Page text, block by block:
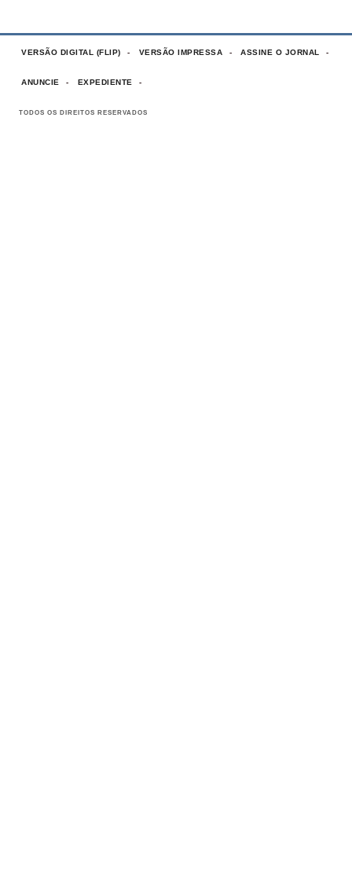
VERSÃO DIGITAL (FLIP) VERSÃO IMPRESSA ASSINE O JORNAL
ANUNCIE EXPEDIENTE
TODOS OS DIREITOS RESERVADOS